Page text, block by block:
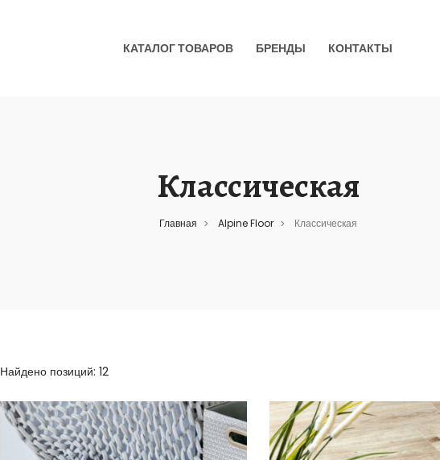
КАТАЛОГ ТОВАРОВ БРЕНДЫ КОНТАКТЫ
Классическая
Главная > Alpine Floor > Классическая
Найдено позиций: 12